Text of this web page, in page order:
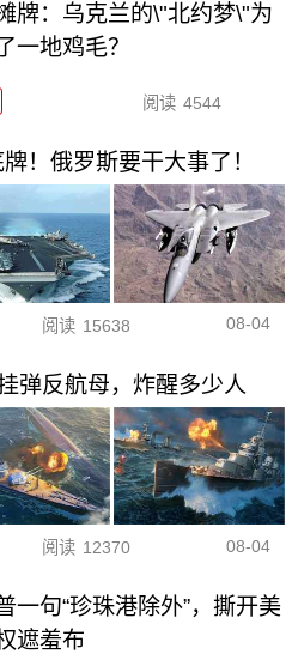
牌：乌克兰的\"北约梦\"为
一地鸡毛？
阅读 4544
！俄罗斯要干大事了！
阅读 15638 08-04
弹反航母，炸醒多少人
阅读 12370 08-04
一句“珍珠港除外”，撕开美
遮羞布